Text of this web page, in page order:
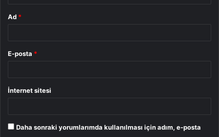
Ad *
E-posta *
İnternet sitesi
Daha sonraki yorumlarımda kullanılması için adım, e-posta